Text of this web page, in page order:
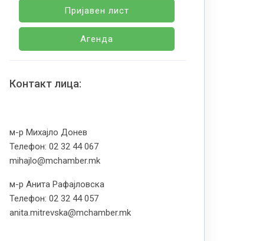
Пријавен лист
Агенда
Контакт лица:
м-р Михајло Донев
Телефон: 02 32 44 067
mihajlo@mchamber.mk
м-р Анита Рафајловска
Телефон: 02 32 44 057
anita.mitrevska@mchamber.mk